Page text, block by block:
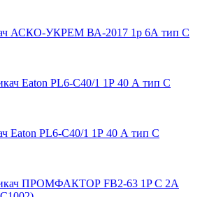
АСКО-УКРЕМ ВА-2017 1p 6А тип C
Eaton PL6-C40/1 1Р 40 А тип С